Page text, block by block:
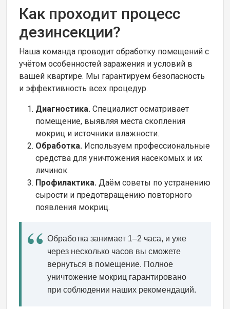
Как проходит процесс
дезинсекции?
Наша команда проводит обработку помещений с
учётом особенностей заражения и условий в
вашей квартире. Мы гарантируем безопасность
и эффективность всех процедур.
Диагностика. Специалист осматривает
помещение, выявляя места скопления
мокриц и источники влажности.
Обработка. Используем профессиональные
средства для уничтожения насекомых и их
личинок.
Профилактика. Даём советы по устранению
сырости и предотвращению повторного
появления мокриц.
Обработка занимает 1–2 часа, и уже
через несколько часов вы сможете
вернуться в помещение. Полное
уничтожение мокриц гарантировано
при соблюдении наших рекомендаций.